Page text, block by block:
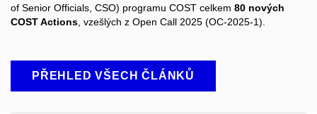
of Senior Officials, CSO) programu COST celkem 80 nových
COST Actions , vzešlých z Open Call 2025 (OC-2025-1).
PŘEHLED VŠECH ČLÁNKŮ